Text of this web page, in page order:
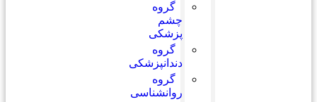
گروه
چشم
پزشکی
گروه
دندانپزشکی
گروه
روانشناسی